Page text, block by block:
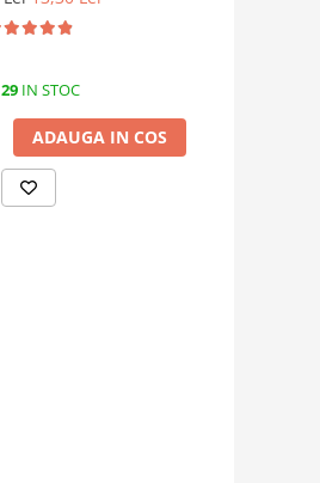
29 IN STOC
ADAUGA IN COS